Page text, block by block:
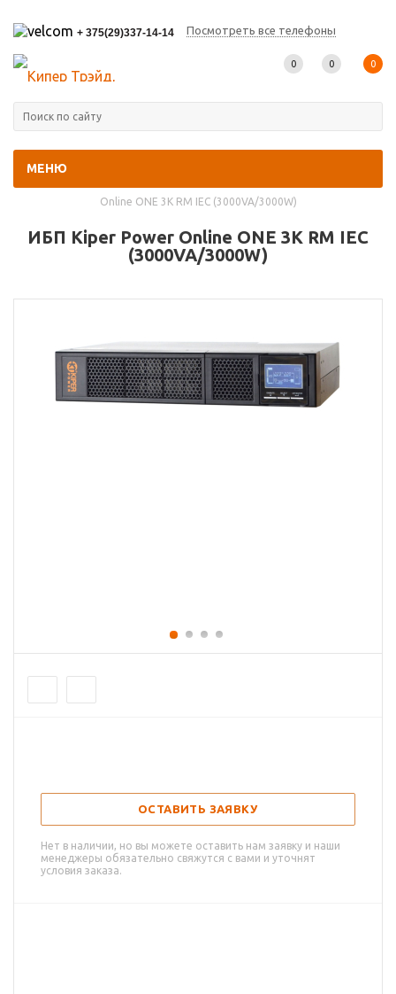
+ 375(29)337-14-14 Посмотреть все телефоны
МЕНЮ
0 0 0
Online ONE 3K RM IEC (3000VA/3000W)
ИБП Kiper Power Online ONE 3K RM IEC
(3000VA/3000W)
ОСТАВИТЬ ЗАЯВКУ
Нет в наличии, но вы можете оставить нам заявку и наши
менеджеры обязательно свяжутся с вами и уточнят
условия заказа.